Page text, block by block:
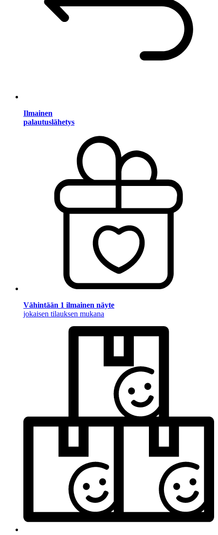
Ilmainen
palautuslähetys
Vähintään 1 ilmainen näyte
jokaisen tilauksen mukana